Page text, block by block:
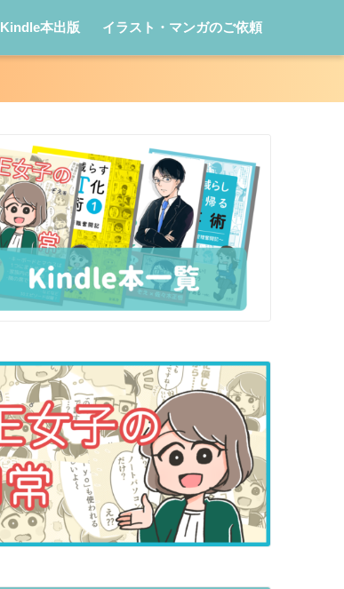
Kindle本出版 イラスト・マンガのご依頼